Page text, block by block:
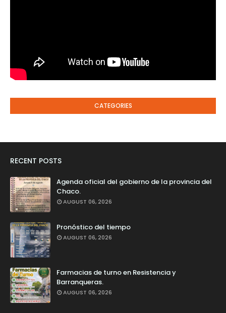
CATEGORIES
RECENT POSTS
Agenda oficial del gobierno de la provincia del
Chaco.
AUGUST 06, 2026
Pronóstico del tiempo
AUGUST 06, 2026
Farmacias de turno en Resistencia y
Barranqueras.
AUGUST 06, 2026